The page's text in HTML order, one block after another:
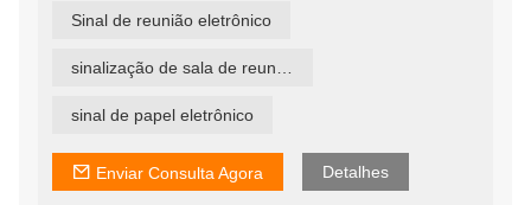
serviços da web. É uma sinalização digital de instalação
fácil, você pode instalá-la automaticamente em minutos.
Sinal de reunião eletrônico
sinalização de sala de reunião eletrônico
sinal de papel eletrônico
Enviar Consulta Agora Detalhes